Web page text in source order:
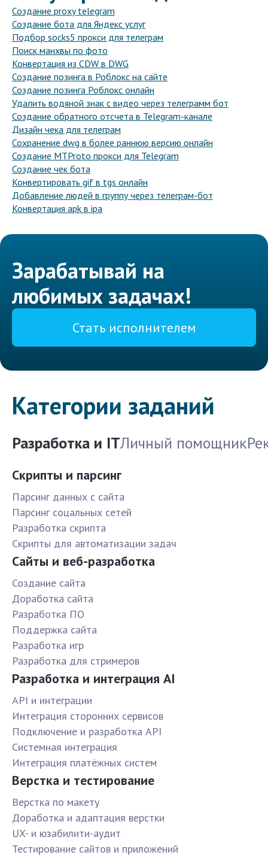
Создание proxy telegram
Создание бота для Яндекс услуг
Подбор socks5 прокси для телеграм
Поиск манхвы по фото
Конвертация из CDW в DWG
Создание позинга в Роблокс на сайте
Создание позинга Роблокс онлайн
Удалить водяной знак с видео через телеграмм бот
Создание обратного отсчета в Telegram-канале
Дизайн чека для телеграм
Сохранение dwg в более раннюю версию онлайн
Создание MTProto прокси для Telegram
Создание чек бота
Конвертировать gif в tgs онлайн
Добавление людей в группу через телеграм-бот
Конвертация apk в ipa
Зарабатывай на
любимых задачах!
Стать исполнителем
Категории заданий
Разработка и ITЛичный помощник
Скрипты и парсинг
Парсинг данных с сайта
Парсинг соцальных сетей
Разработка скрипта
Скрипты для автоматизации задач
Сайты и веб-разработка
Создание сайта
Доработка сайта
Разработка ПО
Поддержка сайта
Разработка игр
Разработка для стримеров
Разработка и интеграция AI
API и интеграции
Интеграция сторонних сервисов
Подключение и разработка API
Системная интеграция
Интеграция платёжных систем
Верстка и тестирование
Верстка по макету
Доработка и адаптация верстки
UX- и юзабилити-аудит
Тестирование сайтов и приложений